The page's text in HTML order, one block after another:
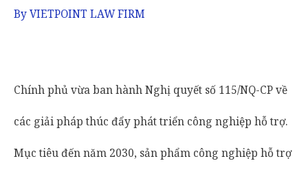
ByVIETPOINT LAW FIRM
Chính phủ vừa ban hành Nghị quyết số 115/NQ-CP về
các giải pháp thúc đẩy phát triển công nghiệp hỗ trợ.
Mục tiêu đến năm 2030, sản phẩm công nghiệp hỗ trợ